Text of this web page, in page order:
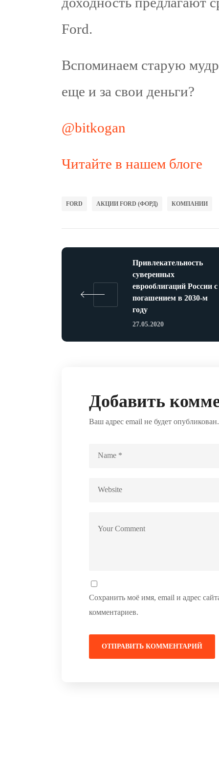
Ford.
Вспоминаем старую
еще и за свои деньги?
@bitkogan
Читайте в нашем блоге
FORD АКЦИИ FORD (ФОРД) КОМПАНИИ
Привлекательность
суверенных
еврооблигаций России с
погашением в 2030-м
году
27.05.2020
Добавить
Ваш адрес email не будет опубликован.
Сохранить моё имя, email и адрес
комментариев.